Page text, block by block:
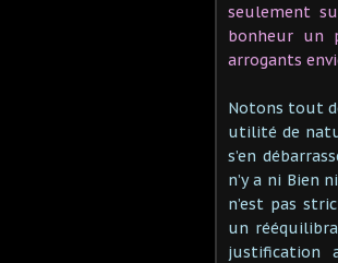
seulement
bonheur un
arrogants
Notons tout
utilité de
s’en
n’y a ni Bien
n’est pas
un
justification